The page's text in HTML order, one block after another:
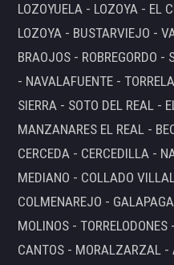
LOZOYUELA - LOZOYA - EL
LOZOYA - BUSTARVIEJO -
BRAOJOS - ROBREGORDO -
- NAVALAFUENTE -
SIERRA - SOTO DEL REAL -
MANZANARES EL REAL -
CERCEDA - CERCEDILLA -
MEDIANO - COLLADO
COLMENAREJO -
MOLINOS -
CANTOS - MORALZARZAL -